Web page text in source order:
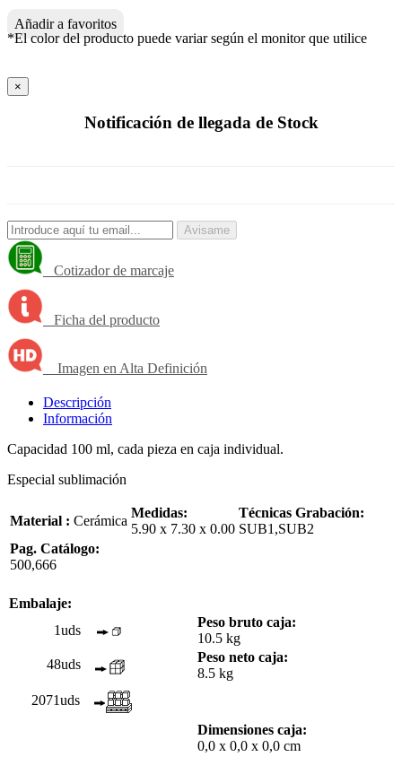
Añadir a favoritos
*El color del producto puede variar según el monitor que utilice
×
Notificación de llegada de Stock
Avisame
Cotizador de marcaje
Ficha del producto
Imagen en Alta Definición
Descripción
Información
Capacidad 100 ml, cada pieza en caja individual.
Especial sublimación
Material : Cerámica
Medidas:
5.90 x 7.30 x 0.00
Técnicas Grabación:
SUB1,SUB2
Pag. Catálogo:
500,666
Embalaje:
1uds
Peso bruto caja:
10.5 kg
48uds
Peso neto caja:
8.5 kg
2071uds
Dimensiones caja:
0,0 x 0,0 x 0,0 cm